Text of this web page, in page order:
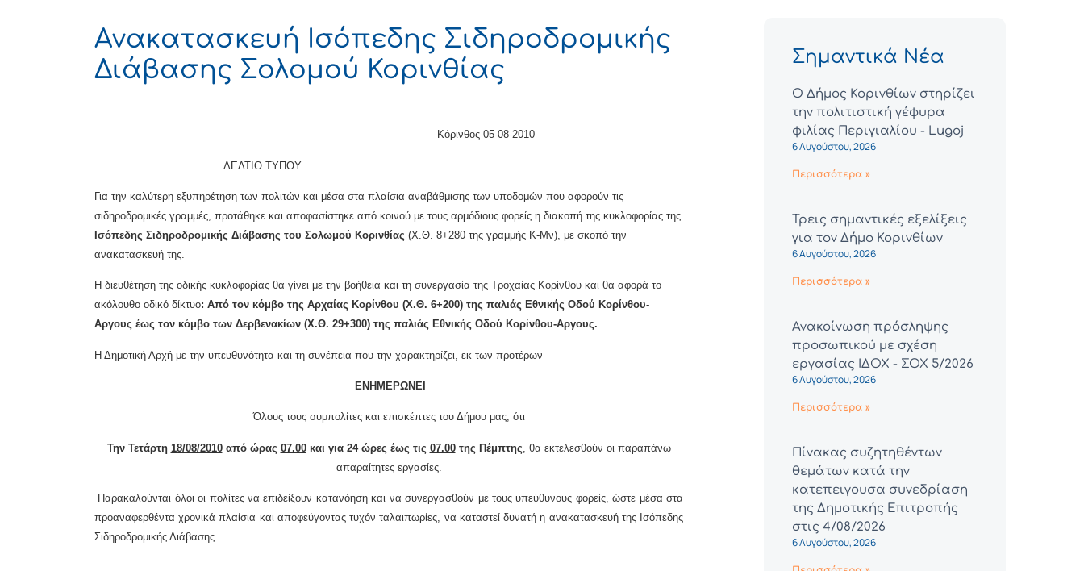
Ανακατασκευή Ισόπεδης Σιδηροδρομικής
Διάβασης Σολομού Κορινθίας
Κόρινθος 05-08-2010
ΔΕΛΤΙΟ ΤΥΠΟΥ
Για την καλύτερη εξυπηρέτηση των πολιτών και μέσα στα πλαίσια αναβάθμισης των υποδομών που αφορούν τις
σιδηροδρομικές γραμμές, προτάθηκε και αποφασίστηκε από κοινού με τους αρμόδιους φορείς η διακοπή της κυκλοφορίας της
Ισόπεδης Σιδηροδρομικής Διάβασης του Σολωμού Κορινθίας (Χ.Θ. 8+280 της γραμμής Κ-Μν), με σκοπό την
ανακατασκευή της.
Η διευθέτηση της οδικής κυκλοφορίας θα γίνει με την βοήθεια και τη συνεργασία της Τροχαίας Κορίνθου και θα αφορά το
ακόλουθο οδικό δίκτυο: Από τον κόμβο της Αρχαίας Κορίνθου (Χ.Θ. 6+200) της παλιάς Εθνικής Οδού Κορίνθου-
Αργους έως τον κόμβο των Δερβενακίων (Χ.Θ. 29+300) της παλιάς Εθνικής Οδού Κορίνθου-Αργους.
Η Δημοτική Αρχή με την υπευθυνότητα και τη συνέπεια που την χαρακτηρίζει, εκ των προτέρων
ΕΝΗΜΕΡΩΝΕΙ
Όλους τους συμπολίτες και επισκέπτες του Δήμου μας, ότι
Την Τετάρτη 18/08/2010από ώρας 07.00και για 24 ώρες έως τις 07.00της Πέμπτης , θα εκτελεσθούν οι παραπάνω
απαραίτητες εργασίες.
Παρακαλούνται όλοι οι πολίτες να επιδείξουν κατανόηση και να συνεργασθούν με τους υπεύθυνους φορείς, ώστε μέσα στα
προαναφερθέντα χρονικά πλαίσια και αποφεύγοντας τυχόν ταλαιπωρίες, να καταστεί δυνατή η ανακατασκευή της Ισόπεδης
Σιδηροδρομικής Διάβασης.
Σημαντικά Νέα
Ο Δήμος Κορινθίων στηρίζει
την πολιτιστική γέφυρα
φιλίας Περιγιαλίου - Lugoj
6 Αυγούστου, 2026
Περισσότερα »
Τρεις σημαντικές εξελίξεις
για τον Δήμο Κορινθίων
6 Αυγούστου, 2026
Περισσότερα »
Ανακοίνωση πρόσληψης
προσωπικού με σχέση
εργασίας ΙΔΟΧ - ΣΟΧ 5/2026
6 Αυγούστου, 2026
Περισσότερα »
Πίνακας συζητηθέντων
θεμάτων κατά την
κατεπειγουσα συνεδρίαση
της Δημοτικής Επιτροπής
στις 4/08/2026
6 Αυγούστου, 2026